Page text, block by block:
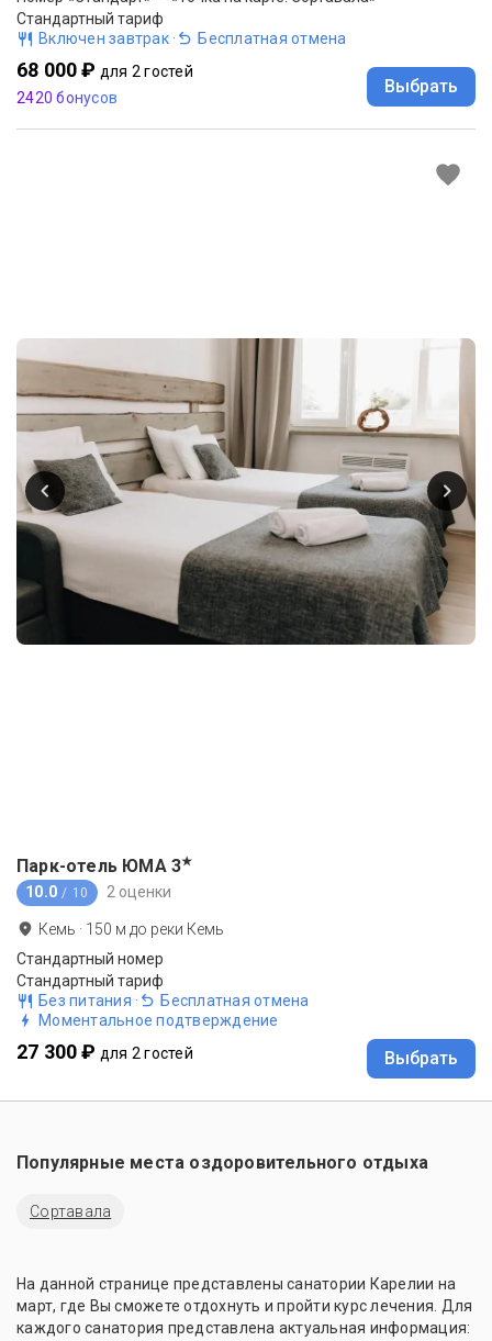
Стандартный тариф
Включен завтрак· Бесплатная отмена
68 000 ₽ для 2 гостей
2420 бонусов
Выбрать
Парк-отель ЮМА 3★
10.0 / 10 2 оценки
Кемь · 150 м до реки Кемь
Стандартный номер
Стандартный тариф
Без питания ·
Бесплатная отмена
Моментальное подтверждение
27 300 ₽ для 2 гостей Выбрать
Популярные места оздоровительного отдыха
Сортавала
На данной странице представлены санатории Карелии на
март, где Вы сможете отдохнуть и пройти курс лечения. Для
каждого санатория представлена актуальная информация: